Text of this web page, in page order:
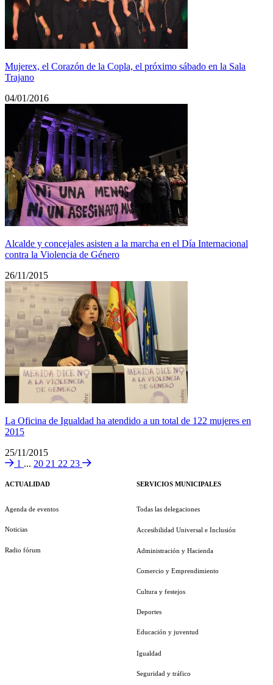
Mujerex, el Corazón de la Copla, el próximo sábado en la Sala
Trajano
04/01/2016
Alcalde y concejales asisten a la marcha en el Día Internacional
contra la Violencia de Género
26/11/2015
La Oficina de Igualdad ha atendido a un total de 122 mujeres en
2015
25/11/2015
1 ... 20 21 22 23
ACTUALIDAD
Agenda de eventos
Noticias
Radio fórum
SERVICIOS MUNICIPALES
Todas las delegaciones
Accesibilidad Universal e Inclusión
Administración y Hacienda
Comercio y Emprendimiento
Cultura y festejos
Deportes
Educación y juventud
Igualdad
Seguridad y tráfico